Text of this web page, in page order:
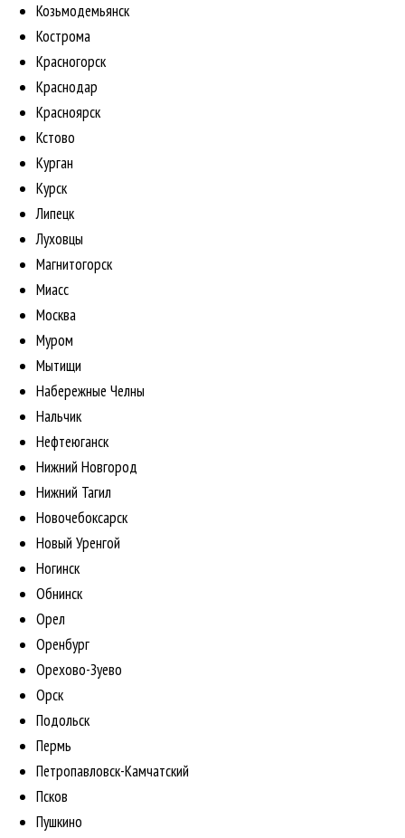
Козьмодемьянск
Кострома
Красногорск
Краснодар
Красноярск
Кстово
Курган
Курск
Липецк
Луховцы
Магнитогорск
Миасс
Москва
Муром
Мытищи
Набережные Челны
Нальчик
Нефтеюганск
Нижний Новгород
Нижний Тагил
Новочебоксарск
Новый Уренгой
Ногинск
Обнинск
Орел
Оренбург
Орехово-Зуево
Орск
Подольск
Пермь
Петропавловск-Камчатский
Псков
Пушкино